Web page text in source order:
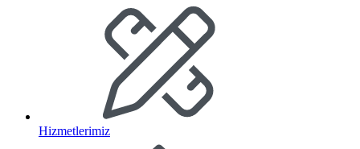
Hizmetlerimiz